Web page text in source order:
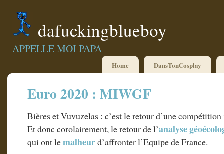
dafuckingblueboy
APPELLE MOI PAPA
Home DansTonCosplay
Euro 2020 : MIWGF
Bières et Vuvuzelas : c’est le retour d’une
Et donc corolairement, le retour de l’analyse
qui ont lemalheurd’affronter l’Equipe de France.